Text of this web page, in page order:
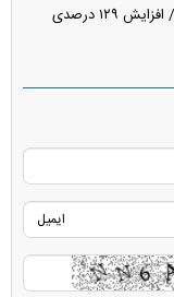
اروپا قربانی تغییر مسیر نفتکش‌ها از دریای سرخ/ افزایش ۱۲۹ درصدی